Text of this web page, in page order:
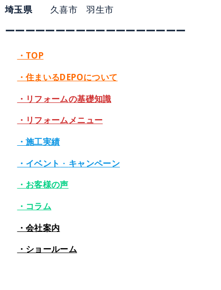
埼玉県久喜市 羽生市
ーーーーーーーーーーーーーーーーーー
・TOP
・住まいるDEPOについて
・リフォームの基礎知識
・リフォームメニュー
・施工実績
・イベント ・ キャンペーン
・お客様の声
・コラム
・会社案内
・ショールーム